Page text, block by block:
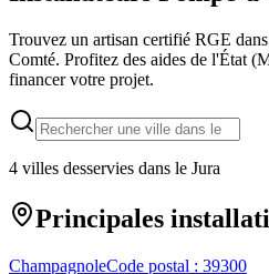
Trouvez un artisan certifié RGE
Comté. Profitez des aides de l'État
financer votre projet.
4 villes desservies dans le Jura
Principales
ChampagnoleCode postal : 39300